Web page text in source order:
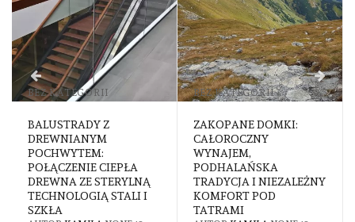
STALI I
BEZ KATEGORII
ZAKOPANE DOMKI:
CAŁOROCZNY
WYNAJEM,
PODHALAŃSKA
TRADYCJA I NIEZALEŻNY
KOMFORT POD
INNE
ZJAWISKO BUDDY
PUNCHING – JAK
PRACOWNIKÓW
ODBIJANIEM
KOLEGÓW?